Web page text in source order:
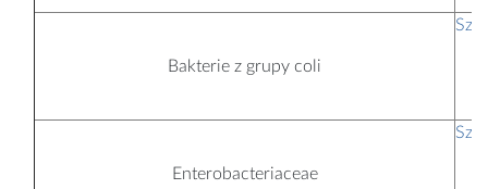
Bakterie z grupy coli
Enterobacteriaceae